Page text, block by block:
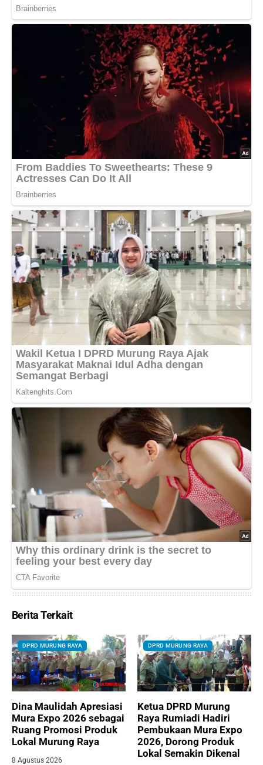
Berita Terkait
DPRD MURUNG RAYA
Dina Maulidah Apresiasi
Mura Expo 2026 sebagai
Ruang Promosi Produk
Lokal Murung Raya
8 Agustus 2026
DPRD MURUNG RAYA
Ketua DPRD Murung
Raya Rumiadi Hadiri
Pembukaan Mura Expo
2026, Dorong Produk
Lokal Semakin Dikenal